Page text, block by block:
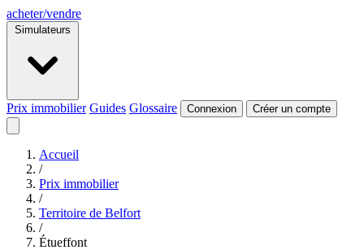
acheter/vendre
Simulateurs
Prix immobilier Guides Glossaire Connexion Créer un compte
Accueil
/
Prix immobilier
/
Territoire de Belfort
/
Étueffont